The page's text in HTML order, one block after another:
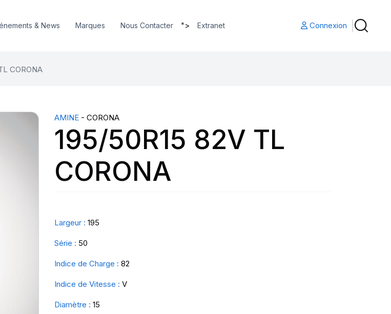
& News Marques Nous Contacter "> Extranet Connexion
CORONA
AMINE - CORONA
195/50R15 82V TL
CORONA
Largeur : 195
Série : 50
Indice de Charge : 82
Indice de Vitesse : V
Diamètre : 15